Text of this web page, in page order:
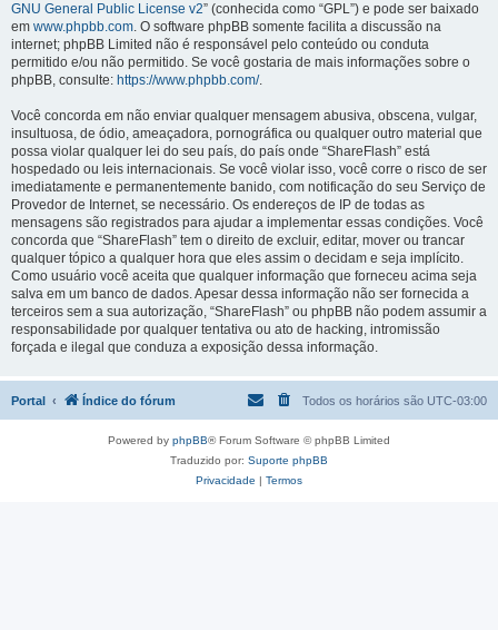
GNU General Public License v2” (conhecida como “GPL”) e pode ser baixado
em www.phpbb.com. O software phpBB somente facilita a discussão na
internet; phpBB Limited não é responsável pelo conteúdo ou conduta
permitido e/ou não permitido. Se você gostaria de mais informações sobre o
phpBB, consulte: https://www.phpbb.com/.
Você concorda em não enviar qualquer mensagem abusiva, obscena, vulgar,
insultuosa, de ódio, ameaçadora, pornográfica ou qualquer outro material que
possa violar qualquer lei do seu país, do país onde “ShareFlash” está
hospedado ou leis internacionais. Se você violar isso, você corre o risco de ser
imediatamente e permanentemente banido, com notificação do seu Serviço de
Provedor de Internet, se necessário. Os endereços de IP de todas as
mensagens são registrados para ajudar a implementar essas condições. Você
concorda que “ShareFlash” tem o direito de excluir, editar, mover ou trancar
qualquer tópico a qualquer hora que eles assim o decidam e seja implícito.
Como usuário você aceita que qualquer informação que forneceu acima seja
salva em um banco de dados. Apesar dessa informação não ser fornecida a
terceiros sem a sua autorização, “ShareFlash” ou phpBB não podem assumir a
responsabilidade por qualquer tentativa ou ato de hacking, intromissão
forçada e ilegal que conduza a exposição dessa informação.
Portal Índice do fórum Todos os horários são UTC-03:00
Powered by phpBB® Forum Software © phpBB Limited
Traduzido por: Suporte phpBB
Privacidade | Termos